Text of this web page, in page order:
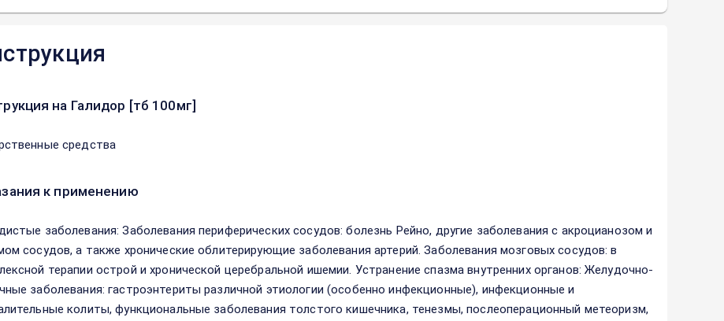
на Галидор [тб 100мг]
средства
к применению
заболевания: Заболевания периферических сосудов: болезнь Рейно, другие заболевания с акроцианозом и
сосудов, а также хронические облитерирующие заболевания артерий. Заболевания мозговых сосудов: в
терапии острой и хронической церебральной ишемии. Устранение спазма внутренних органов: Желудочно-
заболевания: гастроэнтериты различной этиологии (особенно инфекционные), инфекционные и
колиты, функциональные заболевания толстого кишечника, тенезмы, послеоперационный метеоризм,